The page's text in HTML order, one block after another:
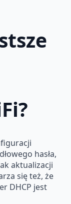
hasła,
aktualizacji
się też, że
DHCP jest